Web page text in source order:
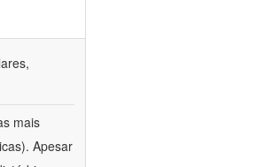
mais
Apesar